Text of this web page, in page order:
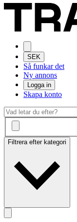
SEK
Så funkar det
Ny annons
Logga in
Skapa konto
Filtrera efter kategori